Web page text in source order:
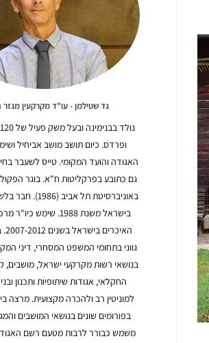
גד שטילמן - עו"ד מקרקעין מגזר
ופרדס. כיום תושב מושב אביחיל
האגודה והועד המקומי. טייס לשעבר
גם כתובע בפרקליטות ח"א. בוגר
באוניברסיטת תל
בישראל משנת 1988. שימש
גווני בתחומי המשפט המסחרי, דיני
בנושאי רשות מקרקעי ישראל, מושבים,
החקלאי, אגודות שיתופיות ותכנון
למוניטין רב ולהכרה מקצועית. מרצה
בפורומים שונים בנושאי המושבים
משמש כבורר לרבות מטעם רשם